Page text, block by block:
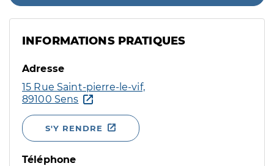
INFORMATIONS PRATIQUES
Adresse
15 Rue Saint-pierre-le-vif,
89100 Sens
S'Y RENDRE
Téléphone